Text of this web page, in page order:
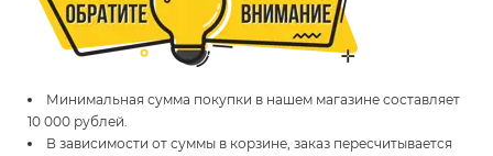
Минимальная сумма покупки в нашем магазине составляет
10 000 рублей.
В зависимости от суммы в корзине, заказ пересчитывается